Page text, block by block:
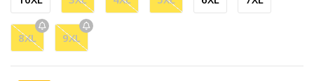
8XL 9XL